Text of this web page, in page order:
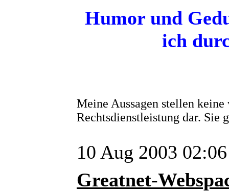
Humor und
ich
Meine Aussagen stellen
Rechtsdienstleistung dar. Sie
10 Aug 2003 02:06
Greatnet-